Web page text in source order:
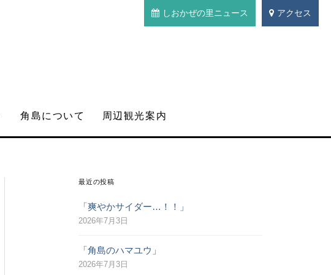
しおかぜの里ニュース アクセス
角島について 周辺観光案内
最近の投稿
「爽やかサイダー…！！」
2026年7月3日
「角島のハマユウ」
2026年7月3日